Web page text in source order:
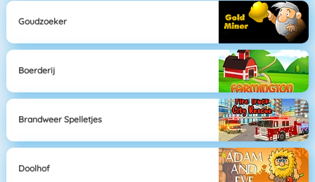
Goudzoeker
Boerderij
Brandweer Spelletjes
Doolhof